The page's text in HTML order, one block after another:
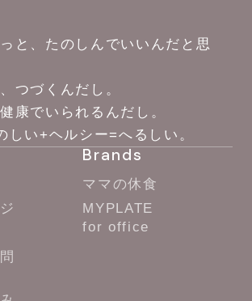
と、たのしんでいいんだと思
つづくんだし。
康でいられるんだし。
しい+ヘルシー=へるしい。
Brands
ママの休食
MYPLATE
for office